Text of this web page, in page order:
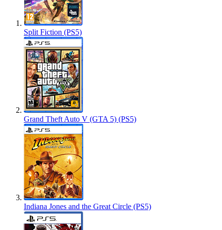
Split Fiction (PS5)
Grand Theft Auto V (GTA 5) (PS5)
Indiana Jones and the Great Circle (PS5)